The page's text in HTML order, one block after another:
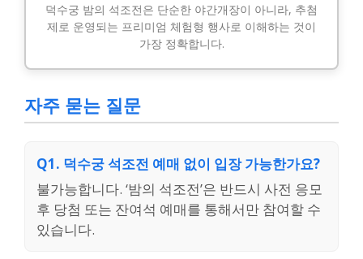
덕수궁 밤의 석조전은 단순한 야간개장이 아니라, 추첨
제로 운영되는 프리미엄 체험형 행사로 이해하는 것이
가장 정확합니다.
자주 묻는 질문
Q1. 덕수궁 석조전 예매 없이 입장 가능한가요?
불가능합니다. ‘밤의 석조전’은 반드시 사전 응모
후 당첨 또는 잔여석 예매를 통해서만 참여할 수
있습니다.